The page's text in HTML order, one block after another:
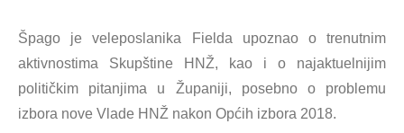
Špago je veleposlanika Fielda upoznao o trenutnim
aktivnostima Skupštine HNŽ, kao i o najaktuelnijim
političkim pitanjima u Županiji, posebno o problemu
izbora nove Vlade HNŽ nakon Općih izbora 2018.